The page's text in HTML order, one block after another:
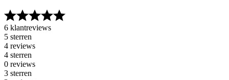
6 klantreviews
5 sterren
4 reviews
4 sterren
0 reviews
3 sterren